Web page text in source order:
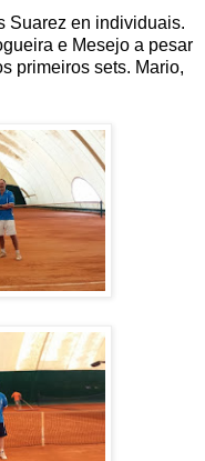
Suarez en individuais.
e Mesejo a pesar
primeiros sets. Mario,